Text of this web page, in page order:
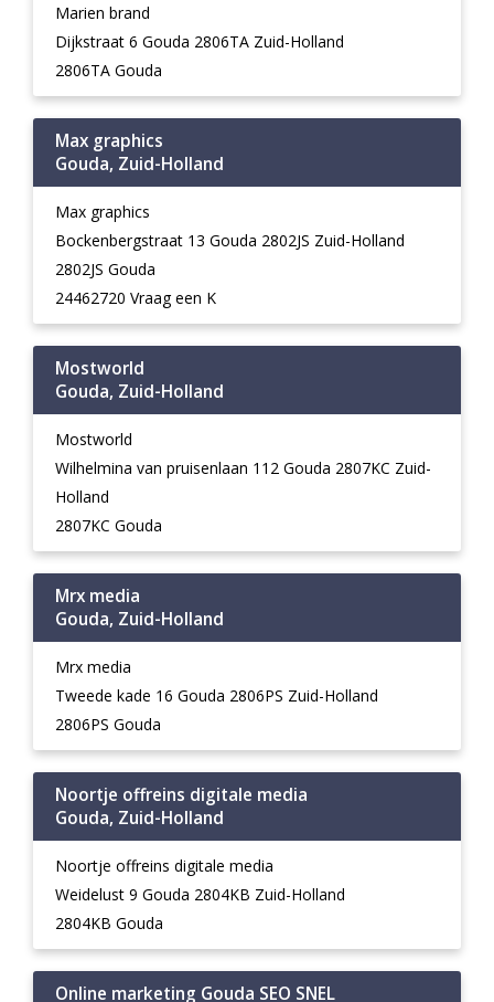
Marien brand
Dijkstraat 6 Gouda 2806TA Zuid-Holland
2806TA Gouda
Max graphics
Gouda, Zuid-Holland
Max graphics
Bockenbergstraat 13 Gouda 2802JS Zuid-Holland
2802JS Gouda
24462720 Vraag een K
Mostworld
Gouda, Zuid-Holland
Mostworld
Wilhelmina van pruisenlaan 112 Gouda 2807KC Zuid-
Holland
2807KC Gouda
Mrx media
Gouda, Zuid-Holland
Mrx media
Tweede kade 16 Gouda 2806PS Zuid-Holland
2806PS Gouda
Noortje offreins digitale media
Gouda, Zuid-Holland
Noortje offreins digitale media
Weidelust 9 Gouda 2804KB Zuid-Holland
2804KB Gouda
Online marketing Gouda SEO SNEL